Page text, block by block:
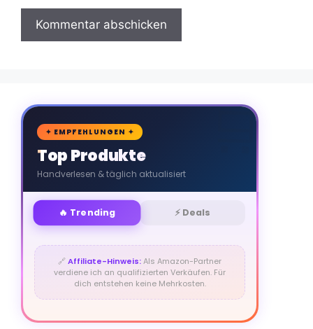
🛒
✦ EMPFEHLUNGEN ✦
Top Produkte
Handverlesen & täglich aktualisiert
🔥 Trending ⚡ Deals
🔗Affiliate-Hinweis:Als Amazon-Partner
verdiene ich an qualifizierten Verkäufen. Für
dich entstehen keine Mehrkosten.